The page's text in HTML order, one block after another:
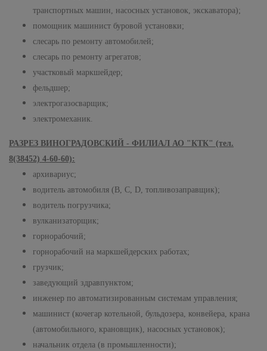
транспортных машин, насосных установок, экскаватора);
помощник машинист буровой установки;
слесарь по ремонту автомобилей;
слесарь по ремонту агрегатов;
участковый маркшейдер;
фельдшер;
электрогазосварщик;
электромеханик.
РАЗРЕЗ ВИНОГРАДОВСКИЙ - ФИЛИАЛ АО "КТК" (тел.
8(38452) 4-60-60):
архивариус;
водитель автомобиля (В, С, D, топливозаправщик);
водитель погрузчика;
вулканизаторщик;
горнорабочий;
горнорабочий на маркшейдерских работах;
грузчик;
заведующий здравпунктом;
инженер по автоматизированным системам управления;
машинист (кочегар котельной, бульдозера, конвейера, крана
(автомобильного, крановщик), насосных установок);
начальник отдела (в промышленности);